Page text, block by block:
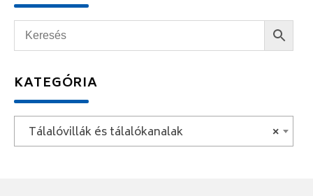
KATEGÓRIA
×
Tálalóvillák és tálalókanalak